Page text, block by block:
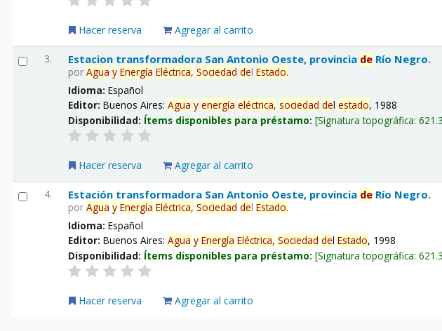
Hacer reserva Agregar al carrito
3. Estacion transformadora San Antonio Oeste, provincia de Río Negro.
porAgua y Energía Eléctrica, Sociedad delEstado.
Idioma:Español
Editor:Buenos Aires:Agua y energía eléctrica, sociedad delestado, 1988
Disponibilidad: Ítems disponibles para préstamo: Signatura topográfica:
Hacer reserva Agregar al carrito
4. Estación transformadora San Antonio Oeste, provincia de Río Negro.
porAgua y Energía Eléctrica, Sociedad delEstado.
Idioma:Español
Editor:Buenos Aires:Agua y Energía Eléctrica, Sociedad delEstado, 1998
Disponibilidad: Ítems disponibles para préstamo: Signatura topográfica:
Hacer reserva Agregar al carrito